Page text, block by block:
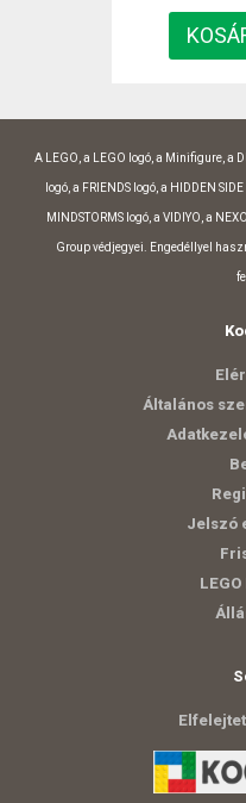
A LEGO, a LEGO logó, a Minifigure, a
logó, a FRIENDS logó, a HIDDEN
MINDSTORMS logó, a VIDIYO, a
Group védjegyei. Engedéllyel
Általános
Jelszó